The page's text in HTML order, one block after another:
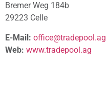
Bremer Weg 184b
29223 Celle
E-Mail: office@tradepool.ag
Web: www.tradepool.ag